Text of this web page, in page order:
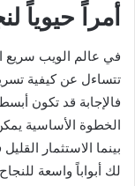
أمراً حيوياً
في عالم الويب سريع
تتساءل عن كيفية
فالإجابة قد تكون
الخطوة الأساسية
بينما الاستثمار
لك أبواباً واسعة